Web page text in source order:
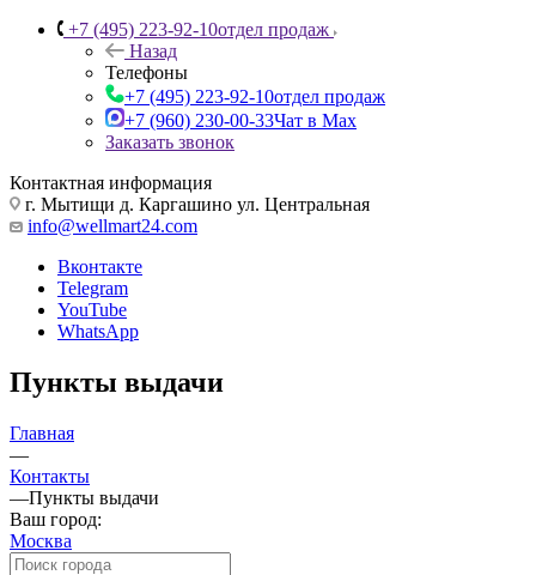
+7 (495) 223-92-10отдел продаж
Назад
Телефоны
+7 (495) 223-92-10отдел продаж
+7 (960) 230-00-33Чат в Max
Заказать звонок
Контактная информация
г. Мытищи д. Каргашино ул. Центральная
info@wellmart24.com
Вконтакте
Telegram
YouTube
WhatsApp
Пункты выдачи
Главная
—
Контакты
—Пункты выдачи
Ваш город:
Москва